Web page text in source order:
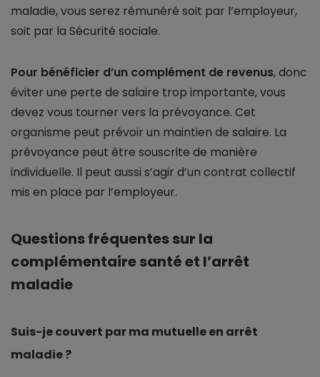
maladie, vous serez rémunéré soit par l’employeur,
soit par la Sécurité sociale.
Pour bénéficier d’un complément de revenus, donc
éviter une perte de salaire trop importante, vous
devez vous tourner vers la prévoyance. Cet
organisme peut prévoir un maintien de salaire. La
prévoyance peut être souscrite de manière
individuelle. Il peut aussi s’agir d’un contrat collectif
mis en place par l’employeur.
Questions fréquentes sur la
complémentaire santé et l’arrêt
maladie
Suis-je couvert par ma mutuelle en arrêt
maladie ?